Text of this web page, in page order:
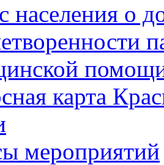
населения о
карта
мероприятий